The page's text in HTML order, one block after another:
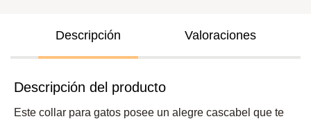
Descripción Valoraciones
Descripción del producto
Este collar para gatos posee un alegre cascabel que te